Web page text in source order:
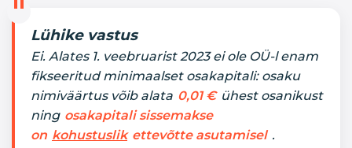
Lühike vastus
Ei. Alates 1. veebruarist 2023 ei ole OÜ-l enam
fikseeritud minimaalset osakapitali: osaku
nimiväärtus võib alata 0,01 € ühest osanikust
ning osakapitali sissemakse
on kohustuslik ettevõtte asutamisel .